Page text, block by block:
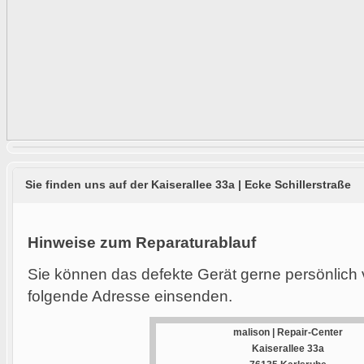
Sie finden uns auf der Kaiserallee 33a | Ecke Schillerstraße
Hinweise zum Reparaturablauf
Sie können das defekte Gerät gerne
folgende Adresse einsenden.
malison | Repair-Center
Kaiserallee 33a